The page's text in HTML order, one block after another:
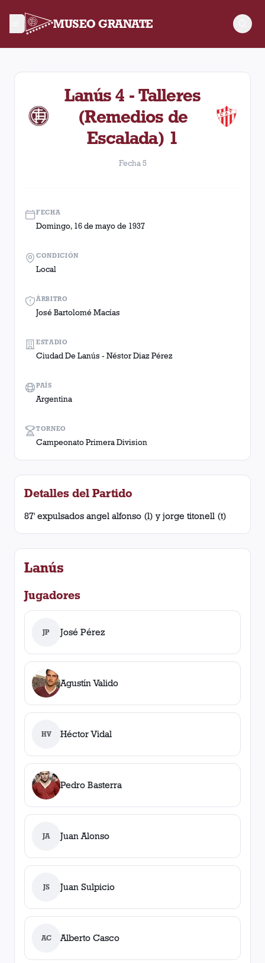
MUSEO GRANATE
Fecha 5. Partido entre Lanús y Talleres (Remedios de
Lanús 4 - Talleres
(Remedios de
Escalada) 1
Fecha 5
FECHA
Domingo, 16 de mayo de 1937
ÁRBITRO
José Bartolomé Macías
TORNEO
Campeonato Primera Division
CONDICIÓN
Local
ESTADIO
Ciudad De Lanús - Néstor Diaz Pérez
PAÍS
Argentina
Detalles del Partido
87' expulsados angel alfonso (l) y jorge titonell (t)
Lanús
Jugadores
JP José Pérez
Agustín Valido
HV Héctor Vidal
Pedro Basterra
JA Juan Alonso
JS Juan Sulpicio
AC Alberto Casco